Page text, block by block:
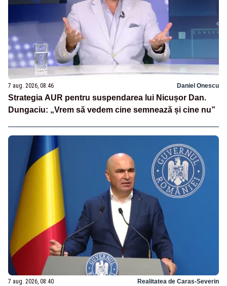
7 aug. 2026, 08:46 Daniel Onescu
Strategia AUR pentru suspendarea lui Nicușor Dan.
Dungaciu: „Vrem să vedem cine semnează și cine nu”
7 aug. 2026, 08:40 Realitatea de Caras-Severin